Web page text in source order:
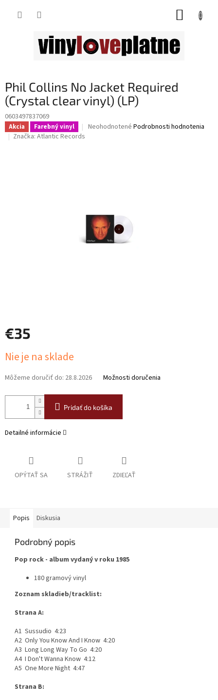
Phil Collins No Jacket Required
(Crystal clear vinyl) (LP)
0603497837069
Akcia Farebný vinyl
Priemerné
Neohodnotené Podrobnosti hodnotenia
Značka: Atlantic Records
€35
cena:
Nie je na sklade
Môžeme doručiť do: 28.8.2026 Možnosti doručenia
Pridať do košíka
Detailné informácie
OPÝTAŤ SA STRÁŽIŤ ZDIEĽAŤ
Popis Diskusia
Podrobný popis
Pop rock - album vydaný v roku 1985
180 gramový vinyl
Zoznam skladieb/tracklist:
Strana A:
A1 Sussudio 4:23
A2 Only You Know And I Know 4:20
A3 Long Long Way To Go 4:20
A4 I Don't Wanna Know 4:12
A5 One More Night 4:47
Strana B: